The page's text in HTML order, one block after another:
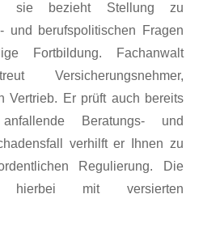
sie bezieht Stellung zu
und berufspolitischen Fragen
Fortbildung. Fachanwalt
Versicherungsnehmer,
Vertrieb. Er prüft auch bereits
Beratungs- und
verhilft er Ihnen zu
Regulierung. Die
hierbei mit versierten